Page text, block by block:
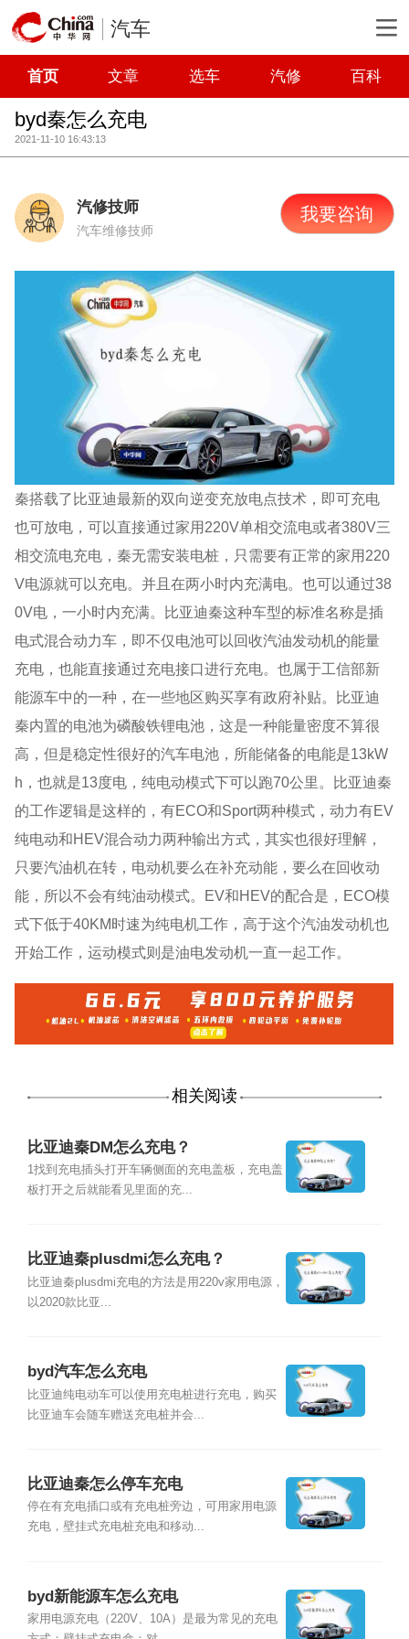
汽车
首页 文章 选车 汽修 百科
byd秦怎么充电
2021-11-10 16:43:13
汽修技师
汽车维修技师
我要咨询
秦搭载了比亚迪最新的双向逆变充放电点技术，即可充电
也可放电，可以直接通过家用220V单相交流电或者380V三
相交流电充电，秦无需安装电桩，只需要有正常的家用220
V电源就可以充电。并且在两小时内充满电。也可以通过38
0V电，一小时内充满。比亚迪秦这种车型的标准名称是插
电式混合动力车，即不仅电池可以回收汽油发动机的能量
充电，也能直接通过充电接口进行充电。也属于工信部新
能源车中的一种，在一些地区购买享有政府补贴。比亚迪
秦内置的电池为磷酸铁锂电池，这是一种能量密度不算很
高，但是稳定性很好的汽车电池，所能储备的电能是13kW
h，也就是13度电，纯电动模式下可以跑70公里。比亚迪秦
的工作逻辑是这样的，有ECO和Sport两种模式，动力有EV
纯电动和HEV混合动力两种输出方式，其实也很好理解，
只要汽油机在转，电动机要么在补充动能，要么在回收动
能，所以不会有纯油动模式。EV和HEV的配合是，ECO模
式下低于40KM时速为纯电机工作，高于这个汽油发动机也
开始工作，运动模式则是油电发动机一直一起工作。
相关阅读
比亚迪秦DM怎么充电？
1找到充电插头打开车辆侧面的充电盖板，充电盖
板打开之后就能看见里面的充...
比亚迪秦plusdmi怎么充电？
比亚迪秦plusdmi充电的方法是用220v家用电源，
以2020款比亚...
byd汽车怎么充电
比亚迪纯电动车可以使用充电桩进行充电，购买
比亚迪车会随车赠送充电桩并会...
比亚迪秦怎么停车充电
停在有充电插口或有充电桩旁边，可用家用电源
充电，壁挂式充电桩充电和移动...
byd新能源车怎么充电
家用电源充电（220V、10A）是最为常见的充电